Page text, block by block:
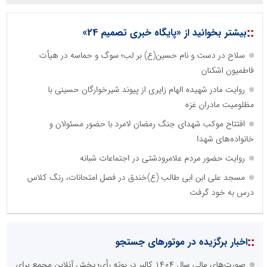
::بیشتر بخوانید از «پایگاه خبری تصمیم 24»
سلاح در دست و نام حسین(ع) بر لب؛ سوگ و حماسه در هیأت
فاطمیون اشکنان
روایت مادر شهیده الهام زایری از پیوند شیرخوارگان حسینی با
مظلومیت مادران غزه
افتتاح موکب شهدای جنگ رمضان لامرد با حضور مسئولان و
خانواده‌های شهدا
روایت حضور مردم علامرودشتی در اجتماعات شبانه
مسجد علی ابن ابی طالب (ع)خندق در فصل امتحانات، رنگ کلاس
درس به خود گرفت
نظرسنجی
مهمترین نیازمندی ساختار اطلاع رسانی روابط عمومی های نوین کدام